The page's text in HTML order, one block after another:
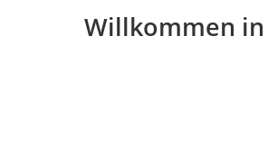
Willkommen